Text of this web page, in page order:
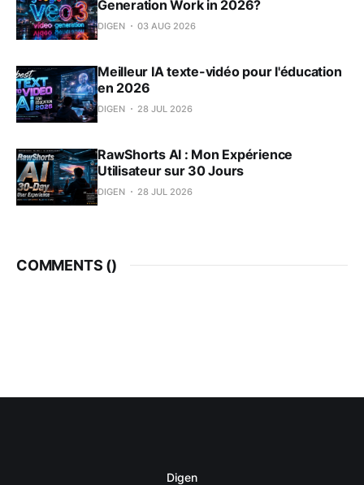
Generation Work in 2026?
DIGEN 03 AUG 2026
Meilleur IA texte-vidéo pour l'éducation
en 2026
DIGEN 28 JUL 2026
RawShorts AI : Mon Expérience
Utilisateur sur 30 Jours
DIGEN 28 JUL 2026
COMMENTS ()
Digen